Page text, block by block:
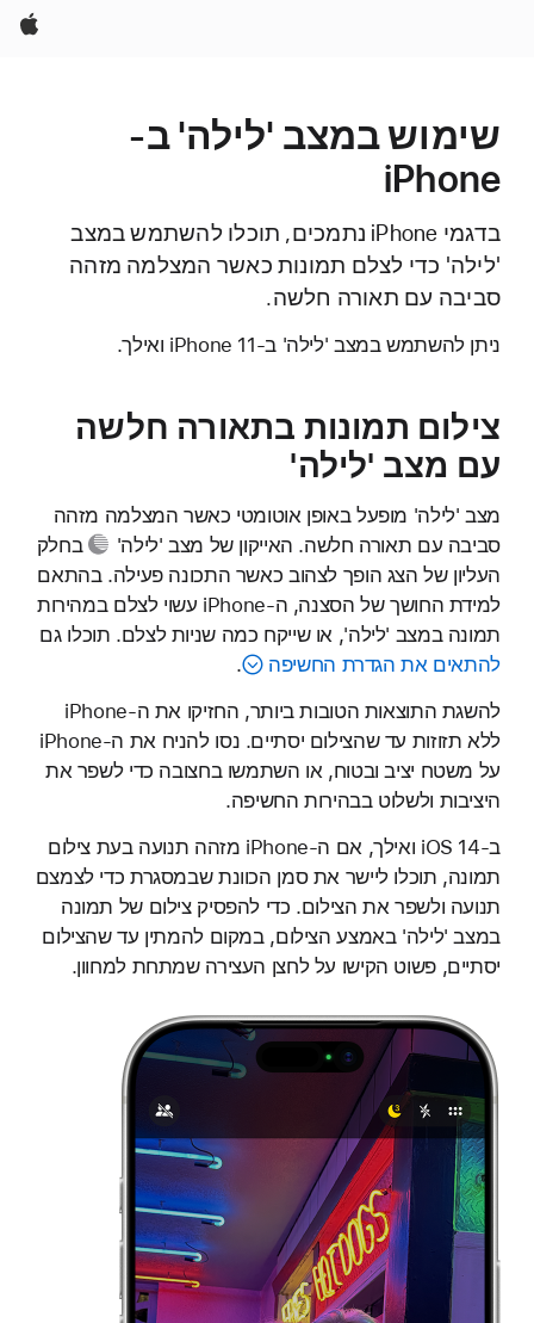
Apple
שימוש במצב 'לילה' ב-
iPhone
בדגמי iPhone נתמכים, תוכלו להשתמש במצב
'לילה' כדי לצלם תמונות כאשר המצלמה מזהה
סביבה עם תאורה חלשה.
ניתן להשתמש במצב 'לילה' ב-iPhone 11 ואילך.
צילום תמונות בתאורה חלשה
עם מצב 'לילה'
מצב 'לילה' מופעל באופן אוטומטי כאשר המצלמה מזהה
סביבה עם תאורה חלשה. האייקון של מצב 'לילה'
בחלק
העליון של הצג הופך לצהוב כאשר התכונה פעילה. בהתאם
למידת החושך של הסצנה, ה-iPhone עשוי לצלם במהירות
תמונה במצב 'לילה', או שייקח כמה שניות לצלם. תוכלו גם
להתאים את הגדרת החשיפה
.
להשגת התוצאות הטובות ביותר, החזיקו את ה-iPhone
ללא תזוזות עד שהצילום יסתיים. נסו להניח את ה-iPhone
על משטח יציב ובטוח, או השתמשו בחצובה כדי לשפר את
היציבות ולשלוט בבהירות החשיפה.
ב‑iOS 14 ואילך, אם ה‑iPhone מזהה תנועה בעת צילום
תמונה, תוכלו ליישר את סמן הכוונת שבמסגרת כדי לצמצם
תנועה ולשפר את הצילום. כדי להפסיק צילום של תמונה
במצב 'לילה' באמצע הצילום, במקום להמתין עד שהצילום
יסתיים, פשוט הקישו על לחצן העצירה שמתחת למחוון.